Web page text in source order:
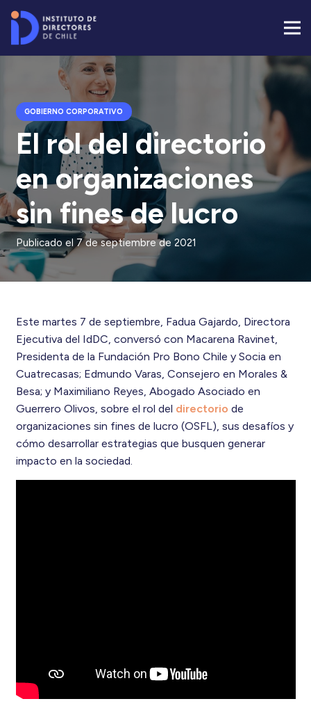
GOBIERNO CORPORATIVO
El rol del directorio
en organizaciones
sin fines de lucro
Publicado el 7 de septiembre de 2021
Este martes 7 de septiembre, Fadua Gajardo, Directora
Ejecutiva del IdDC, conversó con Macarena Ravinet,
Presidenta de la Fundación Pro Bono Chile y Socia en
Cuatrecasas; Edmundo Varas, Consejero en Morales &
Besa; y Maximiliano Reyes, Abogado Asociado en
Guerrero Olivos, sobre el rol del directorio de
organizaciones sin fines de lucro (OSFL), sus desafíos y
cómo desarrollar estrategias que busquen generar
impacto en la sociedad.